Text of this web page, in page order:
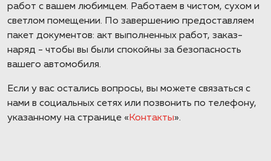
работ с вашем любимцем. Работаем в чистом, сухом и
светлом помещении. По завершению предоставляем
пакет документов: акт выполненных работ, заказ-
наряд - чтобы вы были спокойны за безопасность
вашего автомобиля.
Если у вас остались вопросы, вы можете связаться с
нами в социальных сетях или позвонить по телефону,
указанному на странице « Контакты».